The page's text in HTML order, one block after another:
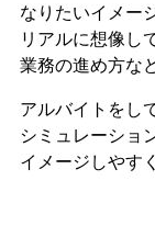
なりたいイメー
リアルに想像し
業務の進め方な
アルバイトをし
シミュレーショ
イメージしやす